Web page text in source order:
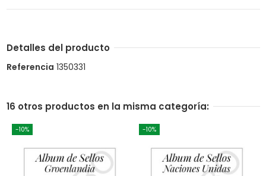
Detalles del producto
Referencia 1350331
16 otros productos en la misma categoría:
-10% -10%